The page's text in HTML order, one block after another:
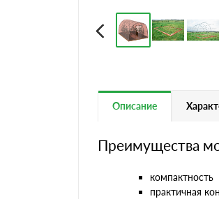
Описание
Преимущества
компактность
практичная